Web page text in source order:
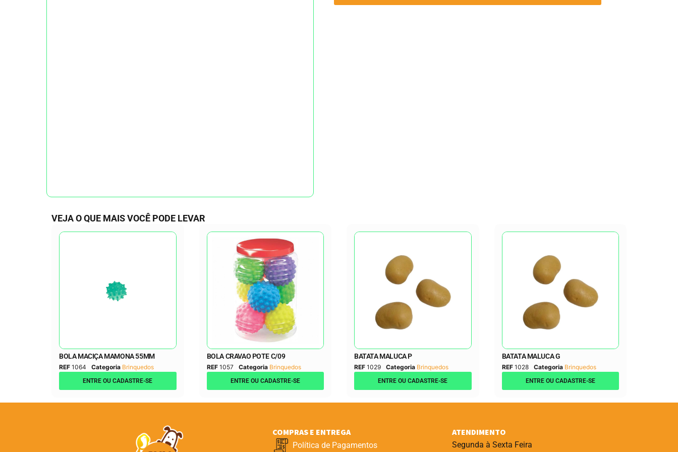
VEJA O QUE MAIS VOCÊ PODE LEVAR
BOLA MACIÇA MAMONA 55MM
REF 1064 Categoria Brinquedos
ENTRE OU CADASTRE-SE
BOLA CRAVAO POTE C/09
REF 1057 Categoria Brinquedos
ENTRE OU CADASTRE-SE
BATATA MALUCA P
REF 1029 Categoria Brinquedos
ENTRE OU CADASTRE-SE
BATATA MALUCA G
REF 1028 Categoria Brinquedos
ENTRE OU CADASTRE-SE
COMPRAS E ENTREGA
Política de Pagamentos
ATENDIMENTO
Segunda à Sexta Feira